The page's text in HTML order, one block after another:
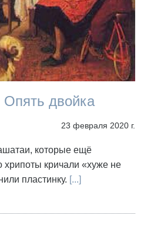
Опять двойка
23 февраля 2020 г.
которые ещё
хрипоты кричали «хуже не
пластинку. [...]